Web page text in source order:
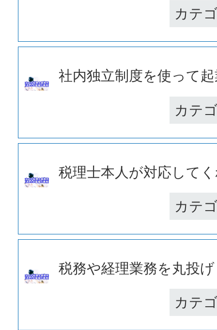
カテ
社内独立制度を使って
カテ
税理士本人が対応して
カテ
税務や経理業務を丸投
カテ